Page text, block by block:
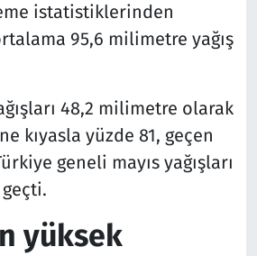
istatistiklerinden
95,6 milimetre yağış
48,2 milimetre olarak
kıyasla yüzde 81, geçen
geneli mayıs yağışları
yüksek